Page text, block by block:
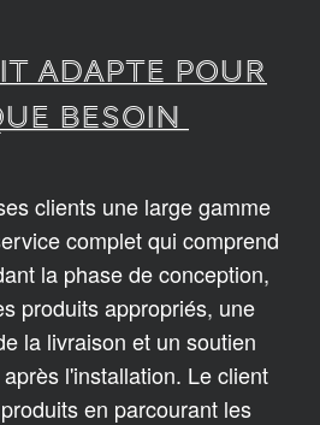
ADAPTE POUR
BESOIN
clients une large gamme
complet qui comprend
la phase de conception,
produits appropriés, une
la livraison et un soutien
l'installation. Le client
en parcourant les